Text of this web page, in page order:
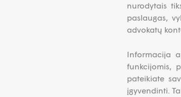
nurodytais
paslaugas,
advokatų
Informacija
funkcijomis,
pateikiate
įgyvendinti.